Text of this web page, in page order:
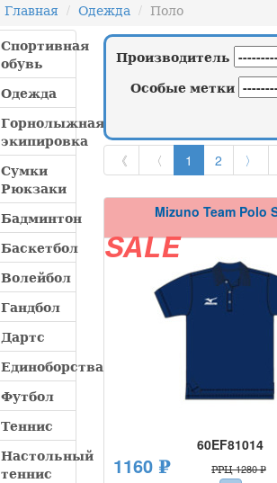
Главная Одежда
Поло
Спортивная
обувь
Одежда
Горнолыжная
экипировка
Сумки
Рюкзаки
Бадминтон
Баскетбол
Волейбол
Гандбол
Дартс
Единоборства
Футбол
Теннис
Настольный
теннис
Производитель
Особые метки
《 〈 1 2 〉
Mizuno Team Polo
SALE
60EF81014
1160 ₽ РРЦ 1280 ₽